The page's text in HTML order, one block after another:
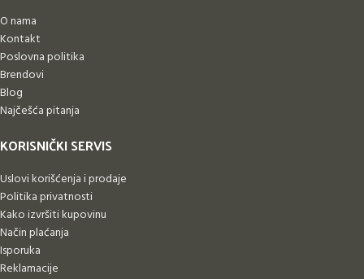
O nama
Kontakt
Poslovna politika
Brendovi
Blog
Najčešća pitanja
KORISNIČKI SERVIS
Uslovi korišćenja i prodaje
Politika privatnosti
Kako izvršiti kupovinu
Način plaćanja
Isporuka
Reklamacije